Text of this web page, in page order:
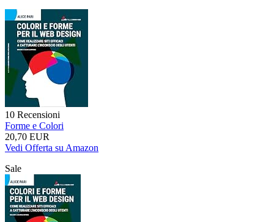
10 Recensioni
Forme e Colori
20,70 EUR
Vedi Offerta su Amazon
Sale